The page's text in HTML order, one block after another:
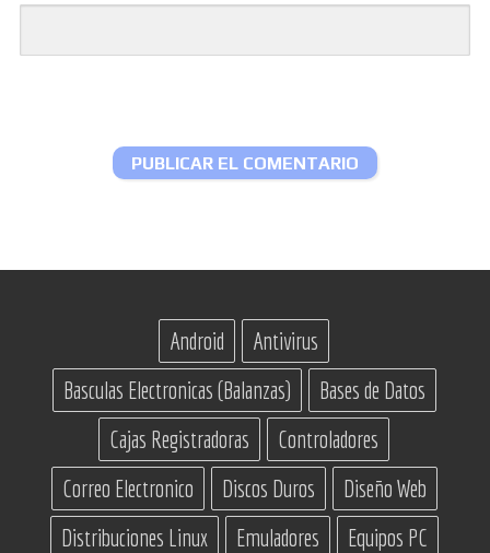
Android
Antivirus
Basculas Electronicas (Balanzas)
Bases de Datos
Cajas Registradoras
Controladores
Correo Electronico
Discos Duros
Diseño Web
Distribuciones Linux
Emuladores
Equipos PC